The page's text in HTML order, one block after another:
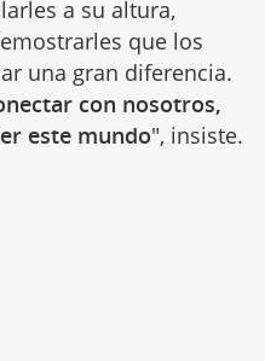
a su altura,
que los
una gran diferencia.
con nosotros,
este mundo", insiste.